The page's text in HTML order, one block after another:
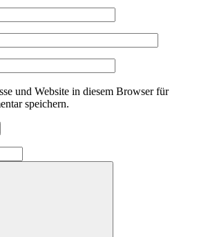
und Website in diesem Browser für
speichern.